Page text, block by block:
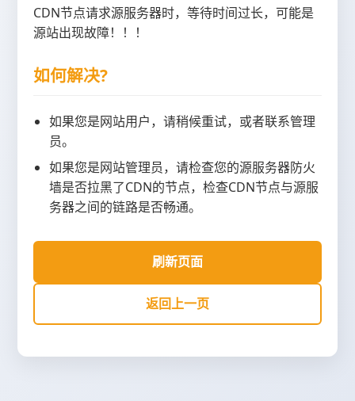
CDN节点请求源服务器时，等待时间过长，可能是
源站出现故障！！！
如何解决?
如果您是网站用户，请稍候重试，或者联系管理
员。
如果您是网站管理员，请检查您的源服务器防火
墙是否拉黑了CDN的节点，检查CDN节点与源服
务器之间的链路是否畅通。
刷新页面
返回上一页